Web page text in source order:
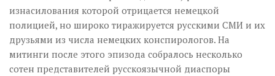
изнасилования которой отрицается немецкой
полицией, но широко тиражируется русскими СМИ и их
друзьями из числа немецких конспирологов. На
митинги после этого эпизода собралось несколько
сотен представителей русскоязычной диаспоры